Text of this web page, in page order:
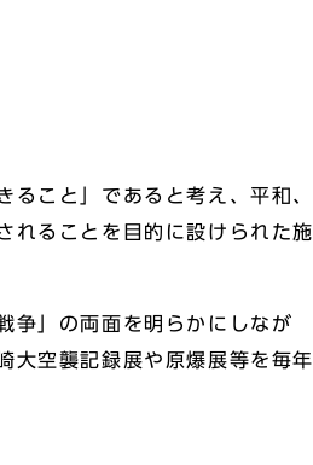
こと」であると考え、平和、
れることを目的に設けられた施
争」の両面を明らかにしなが
大空襲記録展や原爆展等を毎年